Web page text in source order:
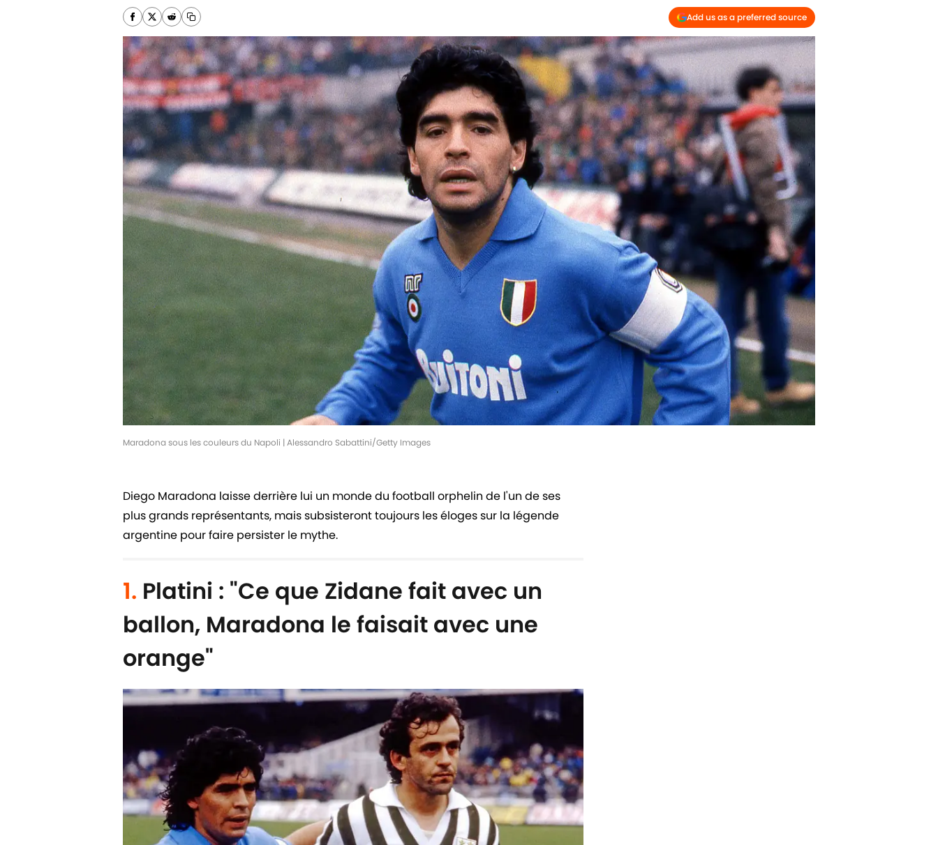
Add us as a preferred source
Maradona sous les couleurs du Napoli | Alessandro Sabattini/Getty Images
Diego Maradona laisse derrière lui un monde du football orphelin de l'un de ses
plus grands représentants, mais subsisteront toujours les éloges sur la légende
argentine pour faire persister le mythe.
1. Platini : "Ce que Zidane fait avec un
ballon, Maradona le faisait avec une
orange"